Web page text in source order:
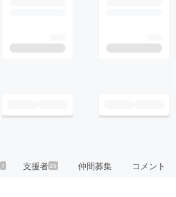
1 支援者29 仲間募集 コメント